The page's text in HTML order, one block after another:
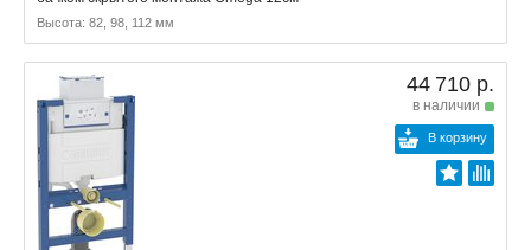
Высота: 82, 98, 112 мм
44 710 р.
в наличии
В корзину